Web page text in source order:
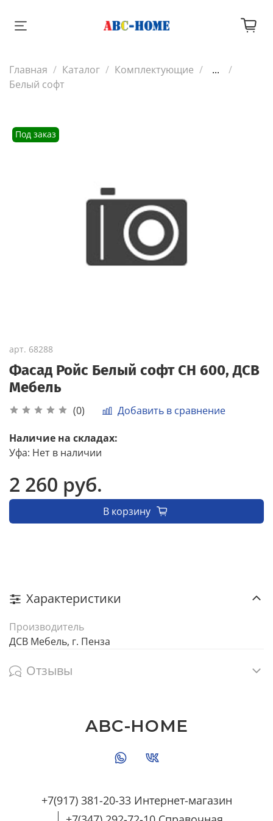
Главная Каталог Комплектующие
...
Белый софт
Под заказ
арт. 68288
Фасад Ройс Белый софт СН 600, ДСВ
Мебель
(0) Добавить в сравнение
Наличие на складах:
Уфа: Нет в наличии
2 260 руб.
В корзину
Характеристики
Производитель
ДСВ Мебель, г. Пенза
Отзывы
+7(917) 381-20-33 Интернет-магазин
ABC-HOME